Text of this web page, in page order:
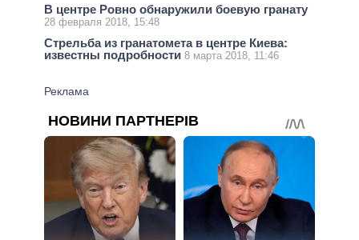
В центре Ровно обнаружили боевую гранату
28 февраля 2018, 15:48
Стрельба из гранатомета в центре Киева:
известны подробности 8 марта 2018, 11:46